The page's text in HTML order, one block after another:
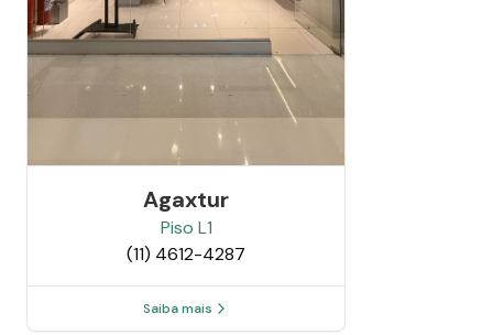
Agaxtur
Piso L1
(11) 4612-4287
Saiba mais